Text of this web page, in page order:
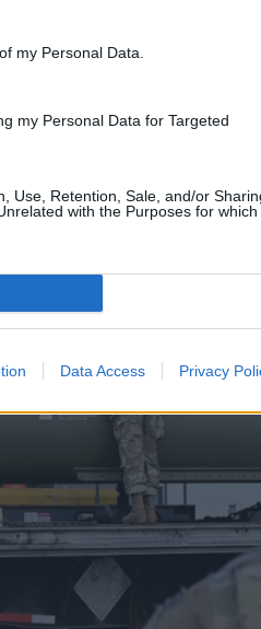
my Personal Data.
my Personal Data for Targeted
Use, Retention, Sale, and/or
with the Purposes for which
Data Access Privacy